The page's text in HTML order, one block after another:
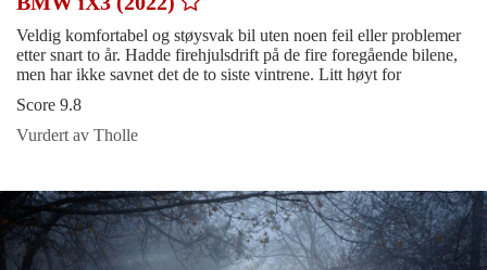
Veldig komfortabel og støysvak bil uten noen feil eller problemer
etter snart to år. Hadde firehjulsdrift på de fire foregående bilene,
men har ikke savnet det de to siste vintrene. Litt høyt for
Score 9.8
Vurdert av Tholle